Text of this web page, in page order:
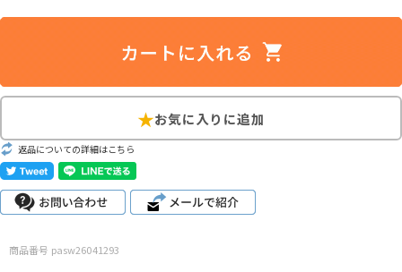
レディース
雑貨/小物
返品についての詳細はこちら
商品番号 pasw26041293